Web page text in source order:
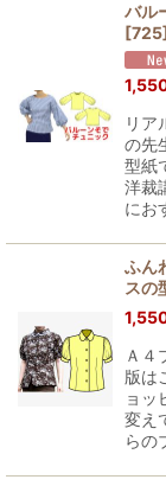
バル
[725
リア
の先
型紙
洋裁
にお
ふん
スの
Ａ４
版は
ョッ
変え
らの